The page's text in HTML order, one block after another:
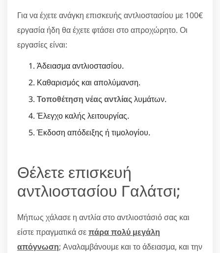
Για να έχετε ανάγκη επισκευής αντλιοστασίου με 100€
εργασία ήδη θα έχετε φτάσει στο απροχώρητο. Οι
εργασίες είναι:
Άδειασμα αντλιοστασίου.
Καθαρισμός και απολύμανση.
Τοποθέτηση νέας αντλίαςλυμάτων.
Έλεγχο καλής λειτουργίας.
Έκδοση απόδειξης ή τιμολογίου.
Θέλετε επισκευή
αντλιοστασίου Γαλάτσι;
Μήπως χάλασε η αντλία στο αντλιοστάσιό σας και
είστε πραγματικά σεπάρα πολύ μεγάλη
απόγνωση; Αναλαμβάνουμε και το άδειασμα, και την